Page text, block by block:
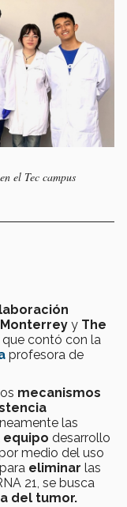
el Tec campus
y The
que contó con la
profesora de
mecanismos
las
equipo desarrollo
medio del uso
para eliminar las
21, se busca
del tumor.